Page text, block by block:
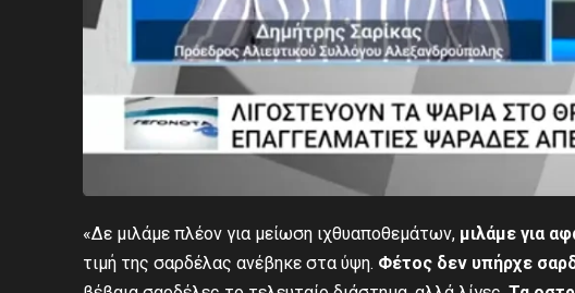
«Δε μιλάμε πλέον για μείωση ιχθυαποθεμάτων, μιλάμε για
τιμή της σαρδέλας ανέβηκε στα ύψη. Φέτος δεν υπήρχε